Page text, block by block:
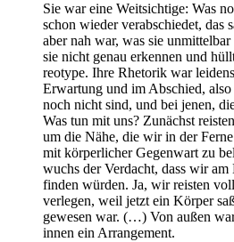
Sie war eine Weit­sich­ti­ge: Was
schon wie­der ver­ab­schie­det, das
aber nah war, was sie
sie nicht genau erken­nen und
reo­ty­pe. Ihre Rhe­to­rik war
Erwar­tung und im Abschied,
noch nicht sind, und bei jenen,
Was tun mit uns? Zunächst
um die Nähe, die wir in der
mit kör­per­li­cher Gegen­wart zu
wuchs der Ver­dacht, dass wir am
fin­den wür­den. Ja, wir reis­ten
ver­le­gen, weil jetzt ein Kör­per
gewe­sen war. (…) Von außen
innen ein Arrangement.